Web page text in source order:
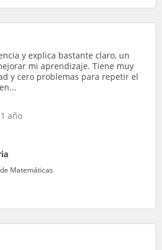
y explica bastante claro, un
mi aprendizaje. Tiene muy
y cero problemas para repetir el
año
Matemáticas